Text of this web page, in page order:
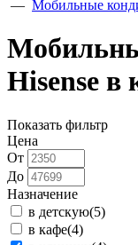
— Мобильные
Hisense в
Показать фильтр
Цена
От
До
Назначение
в детскую(5)
в кафе(4)